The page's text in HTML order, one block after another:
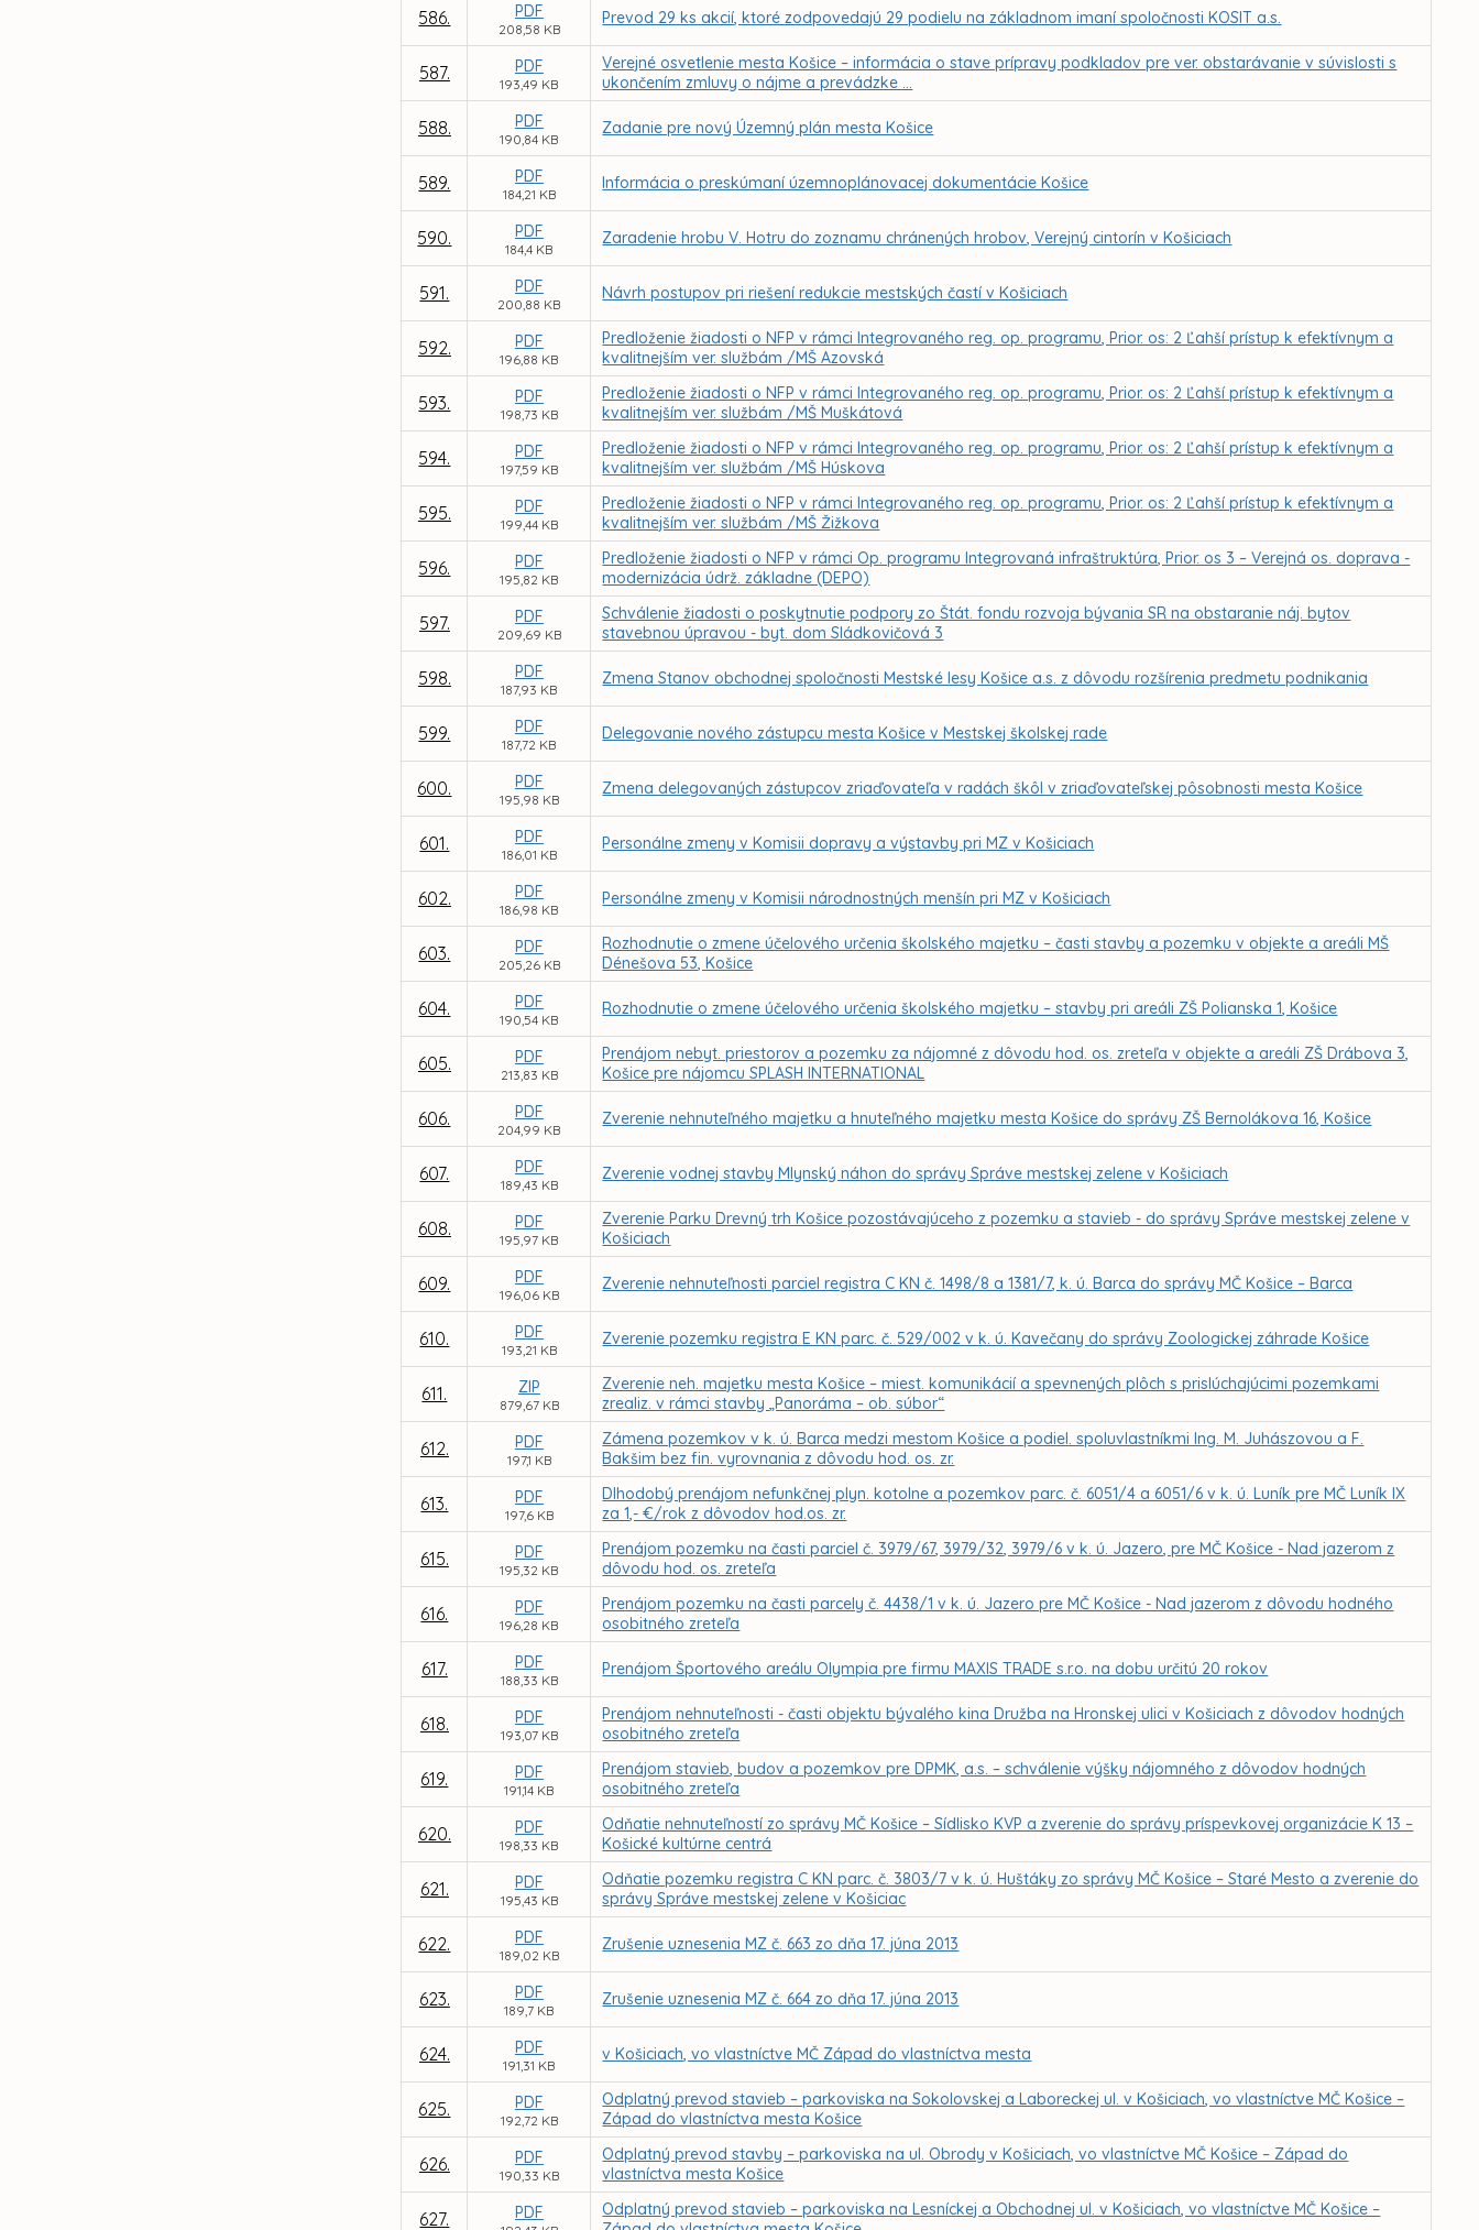
586. PDF
208,58 KB
Prevod 29 ks akcií, ktoré zodpovedajú 29 podielu na základnom imaní spoločnosti KOSIT a.s.
587. PDF
193,49 KB
Verejné osvetlenie mesta Košice – informácia o stave prípravy podkladov pre ver. obstarávanie v súvislosti s
ukončením zmluvy o nájme a prevádzke ...
588. PDF
190,84 KB
Zadanie pre nový Územný plán mesta Košice
589. PDF
184,21 KB
Informácia o preskúmaní územnoplánovacej dokumentácie Košice
590. PDF
184,4 KB
Zaradenie hrobu V. Hotru do zoznamu chránených hrobov, Verejný cintorín v Košiciach
591. PDF
200,88 KB
Návrh postupov pri riešení redukcie mestských častí v Košiciach
592. PDF
196,88 KB
Predloženie žiadosti o NFP v rámci Integrovaného reg. op. programu, Prior. os: 2 Ľahší prístup k efektívnym a
kvalitnejším ver. službám /MŠ Azovská
593. PDF
198,73 KB
Predloženie žiadosti o NFP v rámci Integrovaného reg. op. programu, Prior. os: 2 Ľahší prístup k efektívnym a
kvalitnejším ver. službám /MŠ Muškátová
594. PDF
197,59 KB
Predloženie žiadosti o NFP v rámci Integrovaného reg. op. programu, Prior. os: 2 Ľahší prístup k efektívnym a
kvalitnejším ver. službám /MŠ Húskova
595. PDF
199,44 KB
Predloženie žiadosti o NFP v rámci Integrovaného reg. op. programu, Prior. os: 2 Ľahší prístup k efektívnym a
kvalitnejším ver. službám /MŠ Žižkova
596. PDF
195,82 KB
Predloženie žiadosti o NFP v rámci Op. programu Integrovaná infraštruktúra, Prior. os 3 – Verejná os. doprava -
modernizácia údrž. základne (DEPO)
597. PDF
209,69 KB
Schválenie žiadosti o poskytnutie podpory zo Štát. fondu rozvoja bývania SR na obstaranie náj. bytov
stavebnou úpravou - byt. dom Sládkovičová 3
598. PDF
187,93 KB
Zmena Stanov obchodnej spoločnosti Mestské lesy Košice a.s. z dôvodu rozšírenia predmetu podnikania
599. PDF
187,72 KB
Delegovanie nového zástupcu mesta Košice v Mestskej školskej rade
600. PDF
195,98 KB
Zmena delegovaných zástupcov zriaďovateľa v radách škôl v zriaďovateľskej pôsobnosti mesta Košice
601. PDF
186,01 KB
Personálne zmeny v Komisii dopravy a výstavby pri MZ v Košiciach
602. PDF
186,98 KB
Personálne zmeny v Komisii národnostných menšín pri MZ v Košiciach
603. PDF
205,26 KB
Rozhodnutie o zmene účelového určenia školského majetku – časti stavby a pozemku v objekte a areáli MŠ
Dénešova 53, Košice
604. PDF
190,54 KB
Rozhodnutie o zmene účelového určenia školského majetku – stavby pri areáli ZŠ Polianska 1, Košice
605. PDF
213,83 KB
Prenájom nebyt. priestorov a pozemku za nájomné z dôvodu hod. os. zreteľa v objekte a areáli ZŠ Drábova 3,
Košice pre nájomcu SPLASH INTERNATIONAL
606. PDF
204,99 KB
Zverenie nehnuteľného majetku a hnuteľného majetku mesta Košice do správy ZŠ Bernolákova 16, Košice
607. PDF
189,43 KB
Zverenie vodnej stavby Mlynský náhon do správy Správe mestskej zelene v Košiciach
608. PDF
195,97 KB
Zverenie Parku Drevný trh Košice pozostávajúceho z pozemku a stavieb - do správy Správe mestskej zelene v
Košiciach
609. PDF
196,06 KB
Zverenie nehnuteľnosti parciel registra C KN č. 1498/8 a 1381/7, k. ú. Barca do správy MČ Košice – Barca
610. PDF
193,21 KB
Zverenie pozemku registra E KN parc. č. 529/002 v k. ú. Kavečany do správy Zoologickej záhrade Košice
611. ZIP
879,67 KB
Zverenie neh. majetku mesta Košice – miest. komunikácií a spevnených plôch s prislúchajúcimi pozemkami
zrealiz. v rámci stavby „Panoráma – ob. súbor“
612. PDF
197,1 KB
Zámena pozemkov v k. ú. Barca medzi mestom Košice a podiel. spoluvlastníkmi Ing. M. Juhászovou a F.
Bakšim bez fin. vyrovnania z dôvodu hod. os. zr.
613. PDF
197,6 KB
Dlhodobý prenájom nefunkčnej plyn. kotolne a pozemkov parc. č. 6051/4 a 6051/6 v k. ú. Luník pre MČ Luník IX
za 1,- €/rok z dôvodov hod.os. zr.
615. PDF
195,32 KB
Prenájom pozemku na časti parciel č. 3979/67, 3979/32, 3979/6 v k. ú. Jazero, pre MČ Košice - Nad jazerom z
dôvodu hod. os. zreteľa
616. PDF
196,28 KB
Prenájom pozemku na časti parcely č. 4438/1 v k. ú. Jazero pre MČ Košice - Nad jazerom z dôvodu hodného
osobitného zreteľa
617. PDF
188,33 KB
Prenájom Športového areálu Olympia pre firmu MAXIS TRADE s.r.o. na dobu určitú 20 rokov
618. PDF
193,07 KB
Prenájom nehnuteľnosti - časti objektu bývalého kina Družba na Hronskej ulici v Košiciach z dôvodov hodných
osobitného zreteľa
619. PDF
191,14 KB
Prenájom stavieb, budov a pozemkov pre DPMK, a.s. – schválenie výšky nájomného z dôvodov hodných
osobitného zreteľa
620. PDF
198,33 KB
Odňatie nehnuteľností zo správy MČ Košice – Sídlisko KVP a zverenie do správy príspevkovej organizácie K 13 –
Košické kultúrne centrá
621. PDF
195,43 KB
Odňatie pozemku registra C KN parc. č. 3803/7 v k. ú. Huštáky zo správy MČ Košice – Staré Mesto a zverenie do
správy Správe mestskej zelene v Košiciac
622. PDF
189,02 KB
Zrušenie uznesenia MZ č. 663 zo dňa 17. júna 2013
623. PDF
189,7 KB
Zrušenie uznesenia MZ č. 664 zo dňa 17. júna 2013
624. PDF
191,31 KB
v Košiciach, vo vlastníctve MČ Západ do vlastníctva mesta
625. PDF
192,72 KB
Odplatný prevod stavieb – parkoviska na Sokolovskej a Laboreckej ul. v Košiciach, vo vlastníctve MČ Košice –
Západ do vlastníctva mesta Košice
626. PDF
190,33 KB
Odplatný prevod stavby – parkoviska na ul. Obrody v Košiciach, vo vlastníctve MČ Košice – Západ do
vlastníctva mesta Košice
627. PDF
Odplatný prevod stavieb – parkoviska na Lesníckej a Obchodnej ul. v Košiciach, vo vlastníctve MČ Košice –